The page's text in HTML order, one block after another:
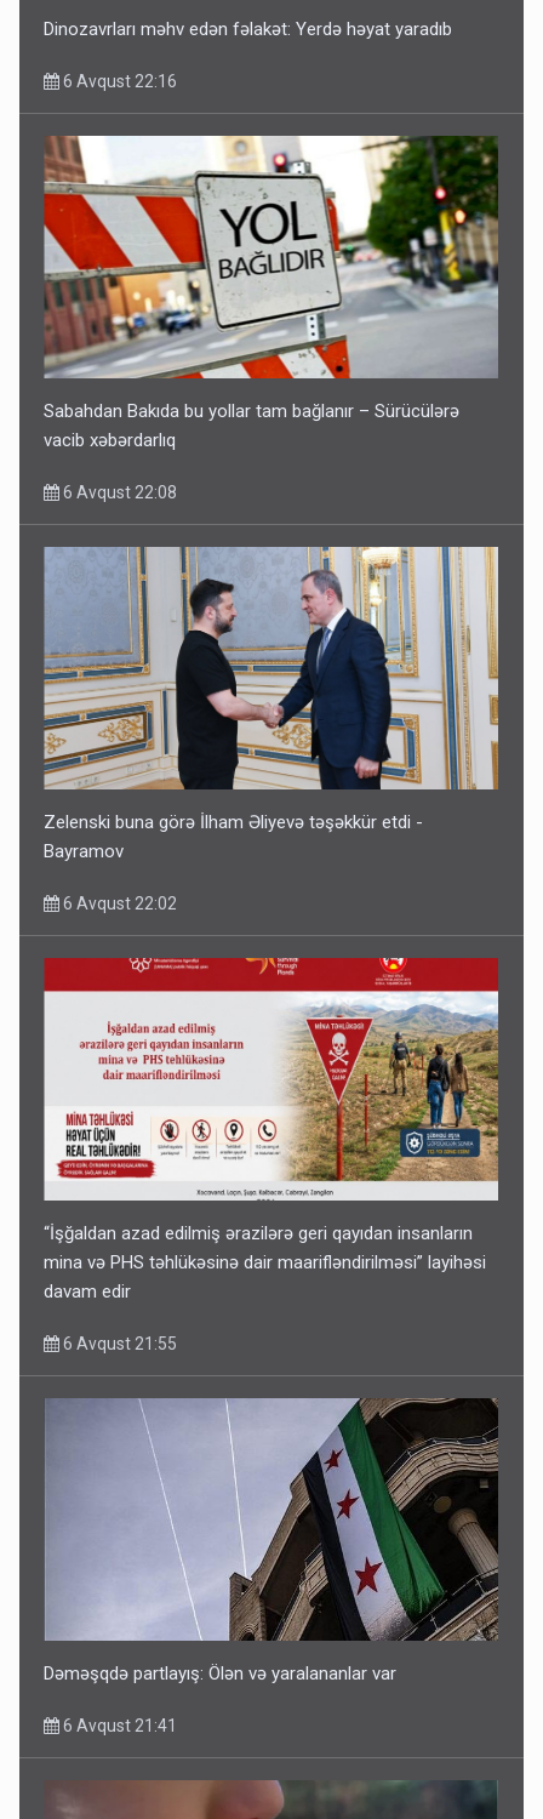
Dinozavrları məhv edən fəlakət: Yerdə həyat yaradıb
6 Avqust 22:16
Sabahdan Bakıda bu yollar tam bağlanır – Sürücülərə
vacib xəbərdarlıq
6 Avqust 22:08
Zelenski buna görə İlham Əliyevə təşəkkür etdi -
Bayramov
6 Avqust 22:02
“İşğaldan azad edilmiş ərazilərə geri qayıdan insanların
mina və PHS təhlükəsinə dair maarifləndirilməsi” layihəsi
davam edir
6 Avqust 21:55
Dəməşqdə partlayış: Ölən və yaralananlar var
6 Avqust 21:41